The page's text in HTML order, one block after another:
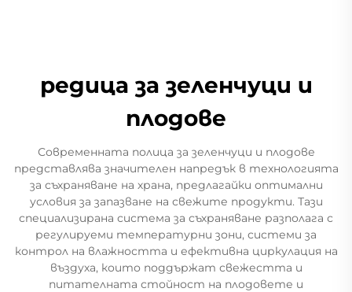
редица за зеленчуци и
плодове
Современната полица за зеленчуци и плодове
представлява значителен напредък в технологията
за съхраняване на храна, предлагайки оптимални
условия за запазване на свежите продукти. Тази
специализирана система за съхраняване разполага с
регулируеми температурни зони, системи за
контрол на влажността и ефективна циркулация на
въздуха, които поддържат свежестта и
питателната стойност на плодовете и